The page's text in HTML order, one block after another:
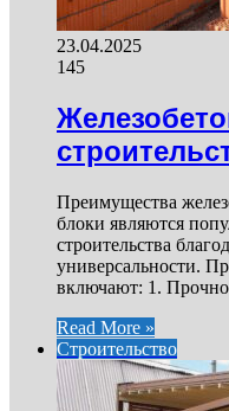
23.04.2025
145
Преимущества
блоки являются
строительства
универсальности.
включают: 1.
Read More »
Строительство